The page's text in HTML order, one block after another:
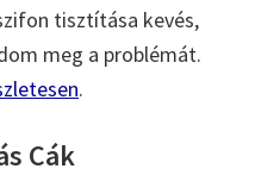
tisztítása kevés,
meg a problémát.
.
Cák